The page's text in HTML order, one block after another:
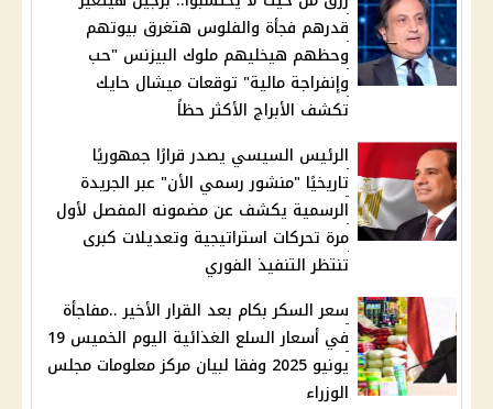
قدرهم فجأة والفلوس هتغرق بيوتهم
وحظهم هيخليهم ملوك البيزنس "حب
وإنفراجة مالية" توقعات ميشال حايك
تكشف الأبراج الأكثر حظاً
الرئيس السيسي يصدر قرارًا جمهوريًا
تاريخيًا "منشور رسمي الأن" عبر الجريدة
الرسمية يكشف عن مضمونه المفصل لأول
مرة تحركات استراتيجية وتعديلات كبرى
تنتظر التنفيذ الفوري
سعر السكر بكام بعد القرار الأخير ..مفاجأة
في أسعار السلع الغذائية اليوم الخميس 19
يونيو 2025 وفقا لبيان مركز معلومات مجلس
الوزراء